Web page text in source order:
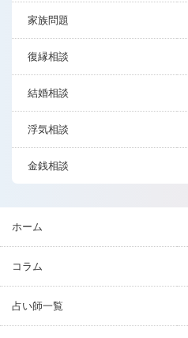
家族問題
復縁相談
結婚相談
浮気相談
金銭相談
ホーム
コラム
占い師一覧